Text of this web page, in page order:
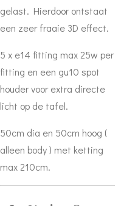
gelast. Hierdoor ontstaat
een zeer fraaie 3D effect.
5 x e14 fitting max 25w per
fitting en een gu10 spot
houder voor extra directe
licht op de tafel.
50cm dia en 50cm hoog (
alleen body ) met ketting
max 210cm.